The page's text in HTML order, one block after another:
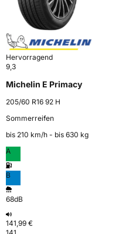
Hervorragend
9,3
Michelin E Primacy
205/60 R16 92 H
Sommerreifen
bis 210 km⁠/⁠h - bis 630 kg
A
B
68dB
141,99 €